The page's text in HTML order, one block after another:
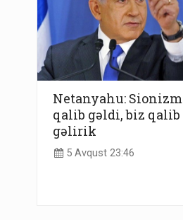
Netanyahu: Sionizm
qalib gəldi, biz qalib
gəlirik
5 Avqust 23:46